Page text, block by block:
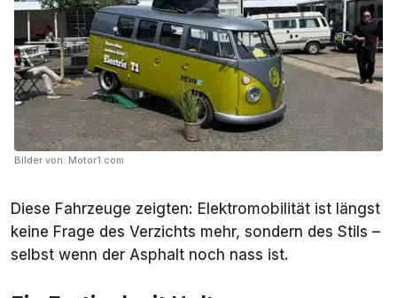
Bilder von: Motor1.com
Diese Fahrzeuge zeigten: Elektromobilität ist längst
keine Frage des Verzichts mehr, sondern des Stils –
selbst wenn der Asphalt noch nass ist.